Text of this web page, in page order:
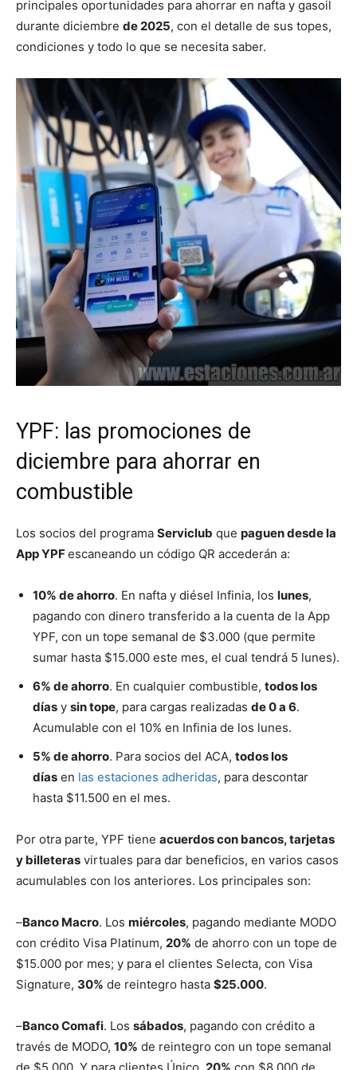
principales oportunidades para ahorrar en nafta y gasoil
durante diciembre de 2025, con el detalle de sus topes,
condiciones y todo lo que se necesita saber.
YPF: las promociones de
diciembre para ahorrar en
combustible
Los socios del programa Serviclub que paguen desde la
App YPFescaneando un código QR accederán a:
10% de ahorro. En nafta y diésel Infinia, los lunes,
pagando con dinero transferido a la cuenta de la App
YPF, con un tope semanal de $3.000 (que permite
sumar hasta $15.000 este mes, el cual tendrá 5 lunes).
6% de ahorro. En cualquier combustible, todos los
días y sin tope, para cargas realizadas de 0 a 6.
Acumulable con el 10% en Infinia de los lunes.
5% de ahorro. Para socios del ACA, todos los
días en las estaciones adheridas, para descontar
hasta $11.500 en el mes.
Por otra parte, YPF tiene acuerdos con bancos, tarjetas
y billeteras virtuales para dar beneficios, en varios casos
acumulables con los anteriores. Los principales son:
–Banco Macro. Los miércoles, pagando mediante MODO
con crédito Visa Platinum, 20% de ahorro con un tope de
$15.000 por mes; y para el clientes Selecta, con Visa
Signature, 30% de reintegro hasta $25.000.
–Banco Comafi. Los sábados, pagando con crédito a
través de MODO, 10% de reintegro con un tope semanal